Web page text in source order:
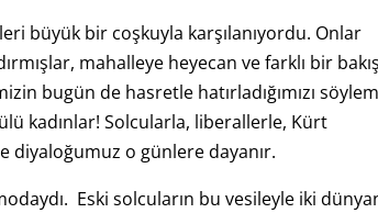
büyük bir coşkuyla karşılanıyordu. Onlar
mahalleye heyecan ve farklı bir
bugün de hasretle hatırladığımızı
kadınlar! Solcularla, liberallerle, Kürt
diyaloğumuz o günlere dayanır.
Eski solcuların bu vesileyle iki